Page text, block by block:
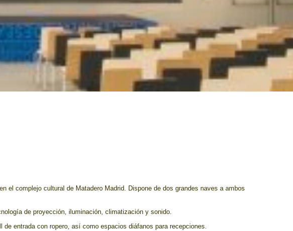
el complejo cultural de Matadero Madrid. Dispone de dos grandes naves a ambos
de proyección, iluminación, climatización y sonido.
entrada con ropero, así como espacios diáfanos para recepciones.